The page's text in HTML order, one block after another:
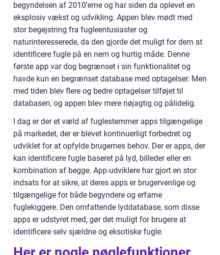
begyndelsen af 2010’erne og har siden da oplevet en
eksplosiv vækst og udvikling. Appen blev mødt med
stor begejstring fra fugleentusiaster og
naturinteresserede, da den gjorde det muligt for dem at
identificere fugle på en nem og hurtig måde. Denne
første app var dog begrænset i sin funktionalitet og
havde kun en begrænset database med optagelser. Men
med tiden blev flere og bedre optagelser tilføjet til
databasen, og appen blev mere nøjagtig og pålidelig.
I dag er der et væld af fuglestemmer apps tilgængelige
på markedet, der er blevet kontinuerligt forbedret og
udviklet for at opfylde brugernes behov. Der er apps, der
kan identificere fugle baseret på lyd, billeder eller en
kombination af begge. App-udviklere har gjort en stor
indsats for at sikre, at deres apps er brugervenlige og
tilgængelige for både begyndere og erfarne
fuglekiggere. Den omfattende lyddatabase, som disse
apps er udstyret med, gør det muligt for brugere at
identificere selv sjældne og eksotiske fugle.